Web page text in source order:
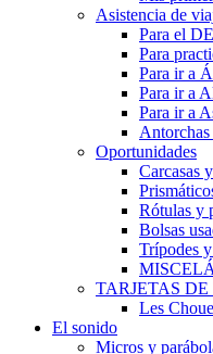
Asistencia de
Para el
Para
Para ir a
Para ir a
Para ir a
Antorchas
Oportunidades
Carcasas
Rótulas y
Bolsas
Trípodes
TARJETAS
Les
El sonido
Micros y